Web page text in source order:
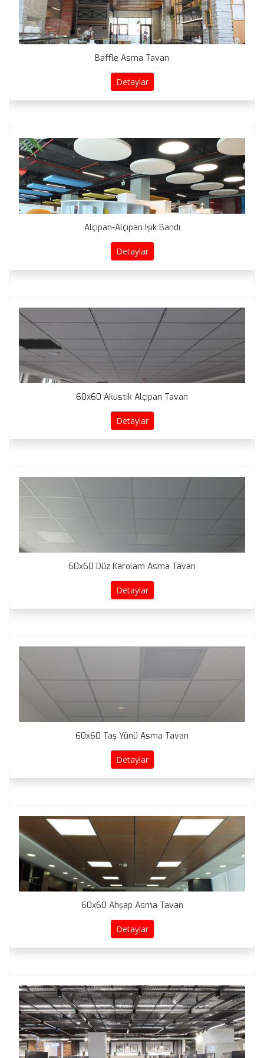
Baffle Asma Tavan
Detaylar
Alçıpan-Alçıpan Işık Bandı
Detaylar
60x60 Akustik Alçıpan Tavan
Detaylar
60x60 Düz Karolam Asma Tavan
Detaylar
60x60 Taş Yünü Asma Tavan
Detaylar
60x60 Ahşap Asma Tavan
Detaylar